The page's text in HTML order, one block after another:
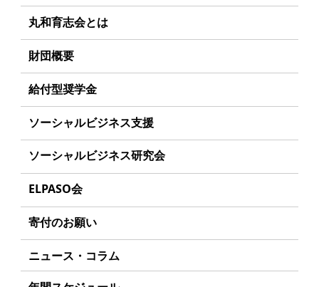
丸和育志会とは
理事長あいさつ
丸和育志会の目指す未来
学生のみなさんへ
起業を考えているみなさんへ
応援したいみなさんへ
財団概要
理念
組織
年間スケジュール
定款
個人情報保護方針
アクセス
給付型奨学金
事業方針
募集要項
給付型奨学金とは
ソーシャルビジネス支援
事業方針
募集要項
ソーシャルビジネスとは
受賞者一覧
ソーシャルビジネス研究会
研究会のねらい
研究会一覧
ELPASO会
ELPASO会とは
会員限定ページ
寄付のお願い
お手続き
寄付支援者
ニュース・コラム